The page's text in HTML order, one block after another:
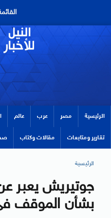
الرئيسية مصر عرب عالم
تقارير ومتابعات مقالات وكتاب
الرئيسية
جوتيريش يعبر
بشأن الموقف